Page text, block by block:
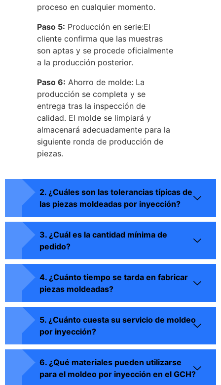
proceso en cualquier momento.
Paso 5: Producción en serie:El
cliente confirma que las muestras
son aptas y se procede oficialmente
a la producción posterior.
Paso 6: Ahorro de molde: La
producción se completa y se
entrega tras la inspección de
calidad. El molde se limpiará y
almacenará adecuadamente para la
siguiente ronda de producción de
piezas.
2. ¿Cuáles son las tolerancias típicas de
las piezas moldeadas por inyección?
3. ¿Cuál es la cantidad mínima de
pedido?
4. ¿Cuánto tiempo se tarda en fabricar
piezas moldeadas?
5. ¿Cuánto cuesta su servicio de moldeo
por inyección?
6. ¿Qué materiales pueden utilizarse
para el moldeo por inyección en el GCH?